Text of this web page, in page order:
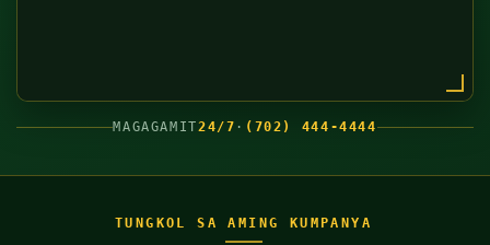
MAGAGAMIT24/7 · (702) 444-4444
TUNGKOL SA AMING KUMPANYA